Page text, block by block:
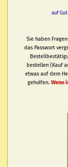
auf
Sie haben
das Passwort
bestellen (Kauf
etwas auf dem
geholfen. Wenn